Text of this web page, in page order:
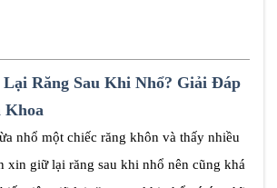
Lại Răng Sau Khi Nhổ? Giải Đáp
Khoa
nhổ một chiếc răng khôn và thấy nhiều
xin giữ lại răng sau khi nhổ nên cũng khá